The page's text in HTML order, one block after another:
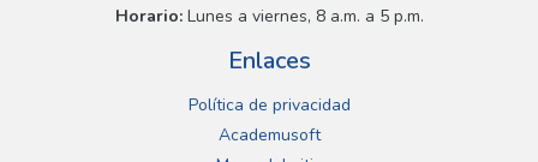
Horario:Lunes a viernes, 8 a.m. a 5 p.m.
Enlaces
Política de privacidad
Academusoft